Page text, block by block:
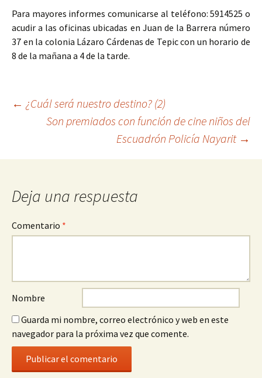
Para mayores informes comunicarse al teléfono: 5914525 o
acudir a las oficinas ubicadas en Juan de la Barrera número
37 en la colonia Lázaro Cárdenas de Tepic con un horario de
8 de la mañana a 4 de la tarde.
← ¿Cuál será nuestro destino? (2)
Son premiados con función de cine niños del
Escuadrón Policía Nayarit →
Deja una respuesta
Comentario *
Nombre
Guarda mi nombre, correo electrónico y web en este
navegador para la próxima vez que comente.